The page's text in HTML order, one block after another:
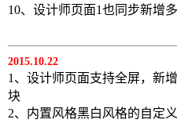
10、设计师页面1也同步新增
2015.10.22
1、设计师页面支持全屏，新
块
2、内置风格黑白风格的自定